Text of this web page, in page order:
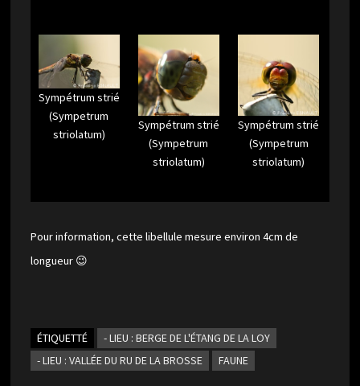
Sympétrum strié
(Sympetrum
striolatum)
Sympétrum strié
(Sympetrum
striolatum)
Sympétrum strié
(Sympetrum
striolatum)
Pour information, cette libellule mesure environ 4cm de
longueur 😉
ÉTIQUETTÉ
- LIEU : BERGE DE L'ÉTANG DE LA LOY
- LIEU : VALLÉE DU RU DE LA BROSSE
FAUNE